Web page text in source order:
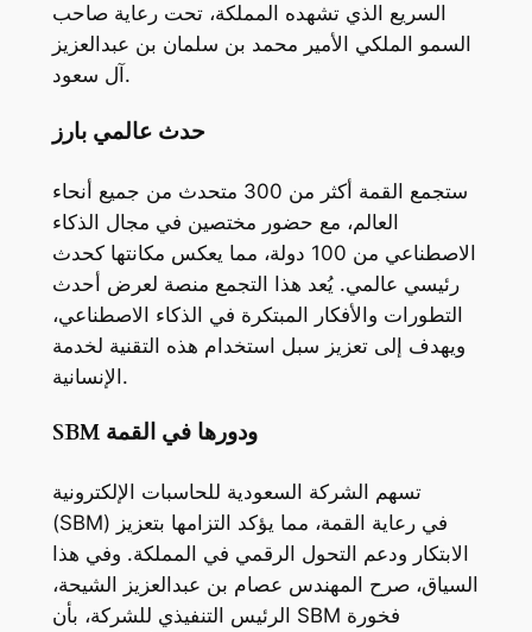
السريع الذي تشهده المملكة، تحت رعاية صاحب
السمو الملكي الأمير محمد بن سلمان بن عبدالعزيز
آل سعود.
حدث عالمي بارز
ستجمع القمة أكثر من 300 متحدث من جميع أنحاء
العالم، مع حضور مختصين في مجال الذكاء
الاصطناعي من 100 دولة، مما يعكس مكانتها كحدث
رئيسي عالمي. يُعد هذا التجمع منصة لعرض أحدث
التطورات والأفكار المبتكرة في الذكاء الاصطناعي،
ويهدف إلى تعزيز سبل استخدام هذه التقنية لخدمة
الإنسانية.
SBM ودورها في القمة
تسهم الشركة السعودية للحاسبات الإلكترونية
(SBM) في رعاية القمة، مما يؤكد التزامها بتعزيز
الابتكار ودعم التحول الرقمي في المملكة. وفي هذا
السياق، صرح المهندس عصام بن عبدالعزيز الشيحة،
الرئيس التنفيذي للشركة، بأن SBM فخورة